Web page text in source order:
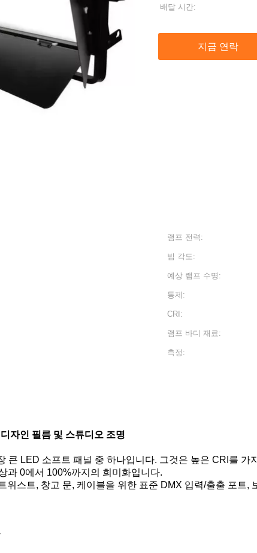
배달 시간:
지금 연락
램프 전력:
빔 각도:
예상 램프 수명:
통제:
CRI:
램프 바디 재료:
측정:
자인 필름 및 스튜디오 조명
큰 LED 소프트 패널 중 하나입니다. 그것은 높은 CRI를 가
과 0에서 100%까지의 희미화입니다.
위스트, 창고 문, 케이블을 위한 표준 DMX 입력/출출 포트,